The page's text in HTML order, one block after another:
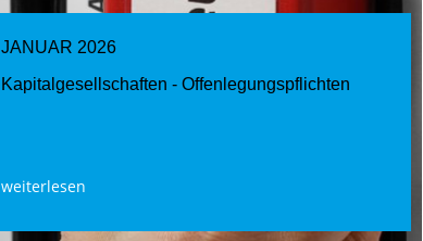
JANUAR 2026
Kapitalgesellschaften - Offenlegungspflichten
weiterlesen